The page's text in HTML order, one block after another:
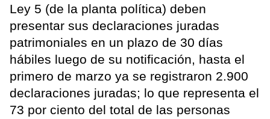
Ley 5 (de la planta política) deben
presentar sus declaraciones juradas
patrimoniales en un plazo de 30 días
hábiles luego de su notificación, hasta el
primero de marzo ya se registraron 2.900
declaraciones juradas; lo que representa el
73 por ciento del total de las personas